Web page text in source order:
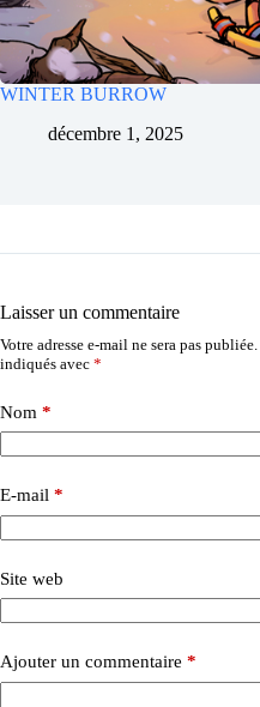
WINTER BURROW
décembre 1, 2025
Laisser un commentaire
Votre adresse e-mail ne sera pas publiée.
indiqués avec *
Nom *
E-mail *
Site web
Ajouter un commentaire *